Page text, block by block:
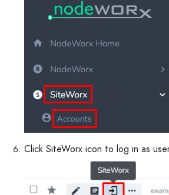
Click SiteWorx icon to log in as